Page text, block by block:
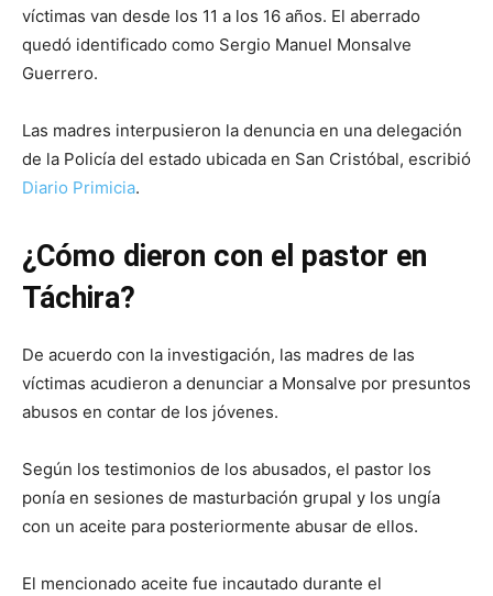
víctimas van desde los 11 a los 16 años. El aberrado
quedó identificado como Sergio Manuel Monsalve
Guerrero.
Las madres interpusieron la denuncia en una delegación
de la Policía del estado ubicada en San Cristóbal, escribió
Diario Primicia.
¿Cómo dieron con el pastor en
Táchira?
De acuerdo con la investigación, las madres de las
víctimas acudieron a denunciar a Monsalve por presuntos
abusos en contar de los jóvenes.
Según los testimonios de los abusados, el pastor los
ponía en sesiones de masturbación grupal y los ungía
con un aceite para posteriormente abusar de ellos.
El mencionado aceite fue incautado durante el